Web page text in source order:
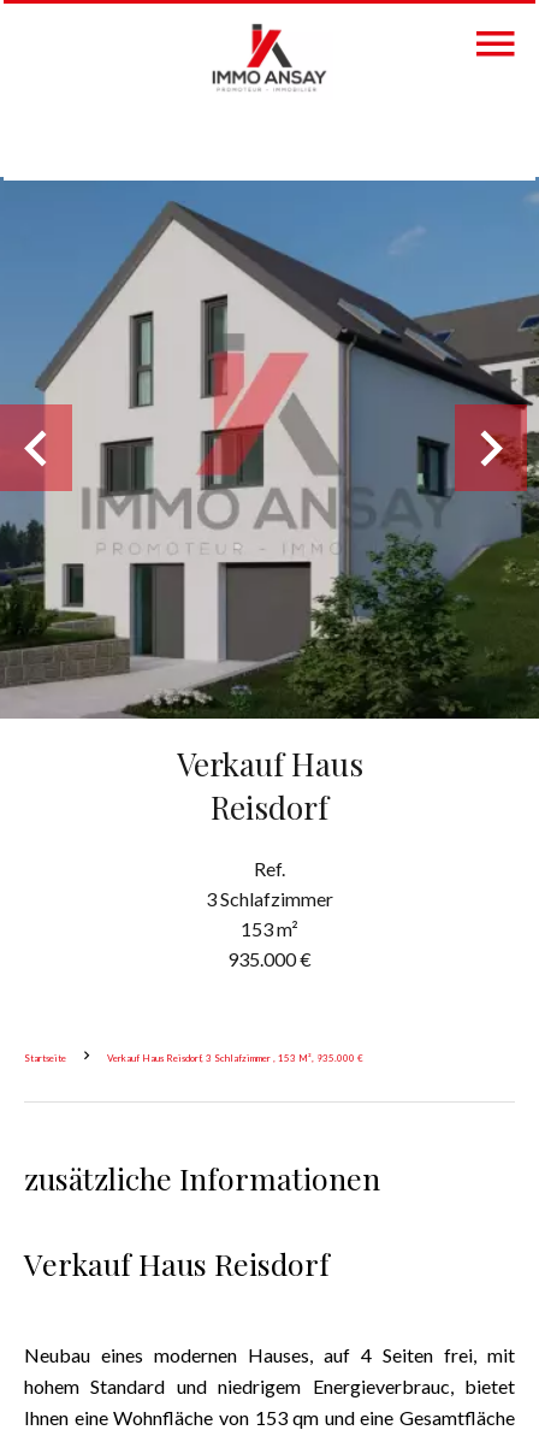
Verkauf Haus
Reisdorf
Ref.
3 Schlafzimmer
153 m²
935.000 €
Startseite Verkauf Haus Reisdorf, 3 Schlafzimmer , 153 M², 935.000 €
zusätzliche Informationen
Verkauf Haus Reisdorf
Neubau eines modernen Hauses, auf 4 Seiten frei, mit
hohem Standard und niedrigem Energieverbrauc, bietet
Ihnen eine Wohnfläche von 153 qm und eine Gesamtfläche